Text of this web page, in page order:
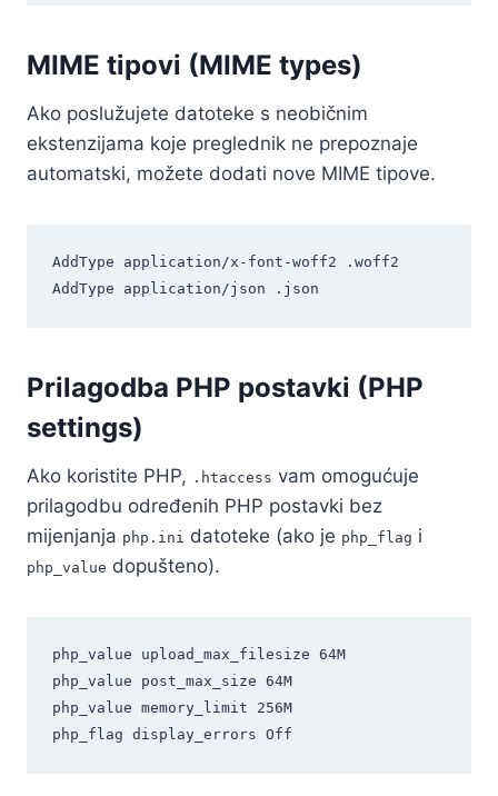
MIME tipovi (MIME types)
Ako poslužujete datoteke s neobičnim
ekstenzijama koje preglednik ne prepoznaje
automatski, možete dodati nove MIME tipove.
AddType application/x-font-woff2 .woff2
Prilagodba PHP postavki (PHP
settings)
Ako koristite PHP, .htaccess vam omogućuje
prilagodbu određenih PHP postavki bez
mijenjanja php.ini datoteke (ako je php_flag i
php_value dopušteno).
php_value upload_max_filesize 64M
php_value post_max_size 64M
php_value memory_limit 256M